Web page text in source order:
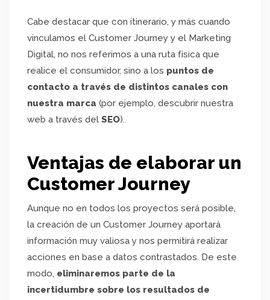
Cabe destacar que con itinerario, y más cuando
vinculamos el Customer Journey y el Marketing
Digital, no nos referimos a una ruta física que
realice el consumidor, sino a los puntos de
contacto a través de distintos canales con
nuestra marca (por ejemplo, descubrir nuestra
web a través del SEO).
Ventajas de elaborar un
Customer Journey
Aunque no en todos los proyectos será posible,
la creación de un Customer Journey aportará
información muy valiosa y nos permitirá realizar
acciones en base a datos contrastados. De este
modo, eliminaremos parte de la
incertidumbre sobre los resultados de